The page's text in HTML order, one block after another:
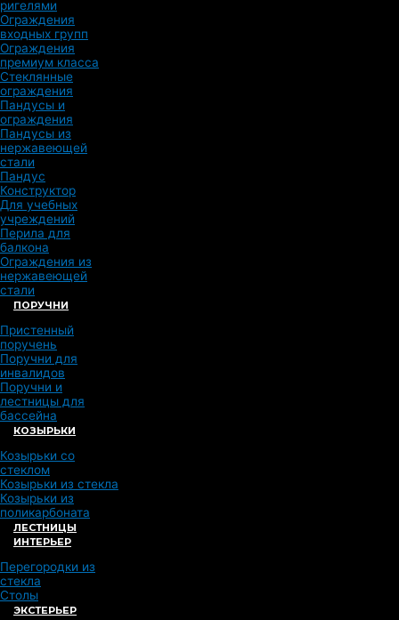
ригелями
Ограждения
входных групп
Ограждения
премиум класса
Стеклянные
ограждения
Пандусы и
ограждения
Пандусы из
нержавеющей
стали
Пандус
Конструктор
Для учебных
учреждений
Перила для
балкона
Ограждения из
нержавеющей
стали
ПОРУЧНИ
Пристенный
поручень
Поручни для
инвалидов
Поручни и
лестницы для
бассейна
КОЗЫРЬКИ
Козырьки со
стеклом
Козырьки из стекла
Козырьки из
поликарбоната
ЛЕСТНИЦЫ
ИНТЕРЬЕР
Перегородки из
стекла
Столы
ЭКСТЕРЬЕР